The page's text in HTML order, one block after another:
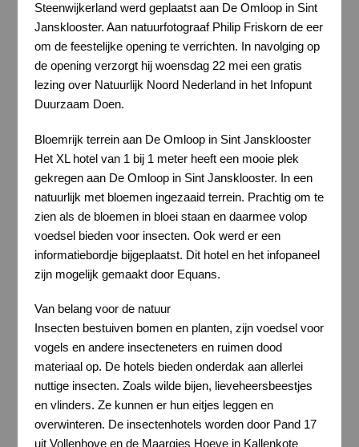
Steenwijkerland werd geplaatst aan De Omloop in Sint
Jansklooster. Aan natuurfotograaf Philip Friskorn de eer
om de feestelijke opening te verrichten. In navolging op
de opening verzorgt hij woensdag 22 mei een gratis
lezing over Natuurlijk Noord Nederland in het Infopunt
Duurzaam Doen.
Bloemrijk terrein aan De Omloop in Sint Jansklooster
Het XL hotel van 1 bij 1 meter heeft een mooie plek
gekregen aan De Omloop in Sint Jansklooster. In een
natuurlijk met bloemen ingezaaid terrein. Prachtig om te
zien als de bloemen in bloei staan en daarmee volop
voedsel bieden voor insecten. Ook werd er een
informatiebordje bijgeplaatst. Dit hotel en het infopaneel
zijn mogelijk gemaakt door Equans.
Van belang voor de natuur
Insecten bestuiven bomen en planten, zijn voedsel voor
vogels en andere insecteneters en ruimen dood
materiaal op. De hotels bieden onderdak aan allerlei
nuttige insecten. Zoals wilde bijen, lieveheersbeestjes
en vlinders. Ze kunnen er hun eitjes leggen en
overwinteren. De insectenhotels worden door Pand 17
uit Vollenhove en de Maargies Hoeve in Kallenkote